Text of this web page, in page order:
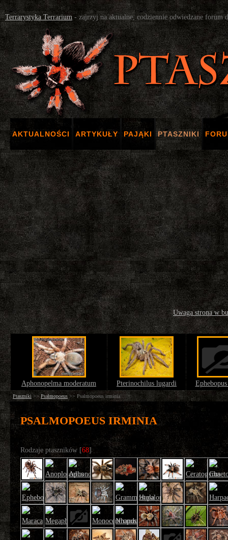
Terrarystyka Terrarium - zajrzyj na aktualne, codziennie odwiedzane forum
AKTUALNOŚCI ARTYKUŁY PAJĄKI PTASZNIKI
Uwaga strona w
Aphonopelma moderatum Pterinochilus lugardi
Ptaszniki>>Psalmopoeus >> Psalmopoeus irminia
PSALMOPOEUS IRMINIA
Rodzaje ptaszników [68]